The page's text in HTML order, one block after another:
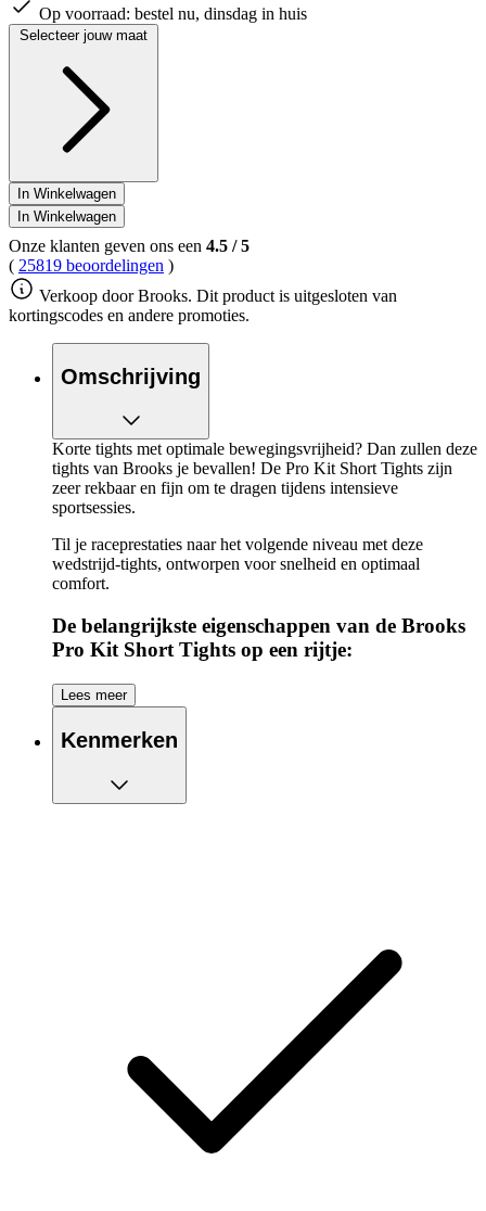
Op voorraad: bestel nu, dinsdag in huis
Selecteer jouw maat
In Winkelwagen
In Winkelwagen
Onze klanten geven ons een 4.5 /5
( 25819 beoordelingen )
Verkoop door Brooks. Dit product is uitgesloten van
kortingscodes en andere promoties.
Omschrijving
Korte tights met optimale bewegingsvrijheid? Dan zullen deze
tights van Brooks je bevallen! De Pro Kit Short Tights zijn
zeer rekbaar en fijn om te dragen tijdens intensieve
sportsessies.
Til je raceprestaties naar het volgende niveau met deze
wedstrijd-tights, ontworpen voor snelheid en optimaal
comfort.
De belangrijkste eigenschappen van de Brooks
Pro Kit Short Tights op een rijtje:
Dé tight voor optimale bewegingsvrijheid
Eén zak op de tailleband, handig voor al je kleine
essentials
Elastische tailleband voor hoog draagcomfort
Lees meer
Kenmerken